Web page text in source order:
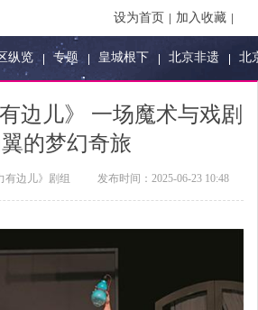
设为首页 加入收藏
纵览 专题 皇城根下 北京非遗 北
边儿》 一场魔术与戏剧
的梦幻奇旅
有边儿》剧组 发布时间： 2025-06-23 10:48